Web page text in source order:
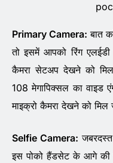
Primary Camera: बात
तो इसमें आपको रिंग
कैमरा सेटअप देखने को
108 मेगापिक्सल का वाइड
माइक्रो कैमरा देखने को मिल
Selfie Camera:
इस पोको हैंडसेट के आगे की